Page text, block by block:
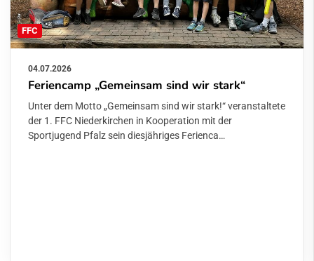
FFC
04.07.2026
Feriencamp „Gemeinsam sind wir stark“
Unter dem Motto „Gemeinsam sind wir stark!“ veranstaltete
der 1. FFC Niederkirchen in Kooperation mit der
Sportjugend Pfalz sein diesjähriges Ferienca…